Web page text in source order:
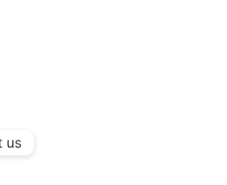
us